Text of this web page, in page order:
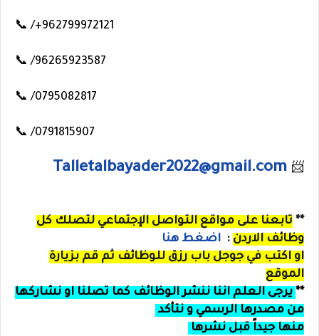
📞 /+962799972121
📞 /96265923587
📞 /0795082817
📞 /0791815907
📨
Talletalbayader2022@gmail.com
** تابعنا على مواقع التواصل الإجتماعي لتصلك كل
وظائف الاردن : اضغط هنا
او اكتب في جوجل باب رزق للوظائف ثم قم بزيارة
الموقع
** يرجى العلم اننا ننشر الوظائف كما تصلنا او نشاركها
من مصدرها الرسمي و نتأكد
منها جيداً قبل نشرها